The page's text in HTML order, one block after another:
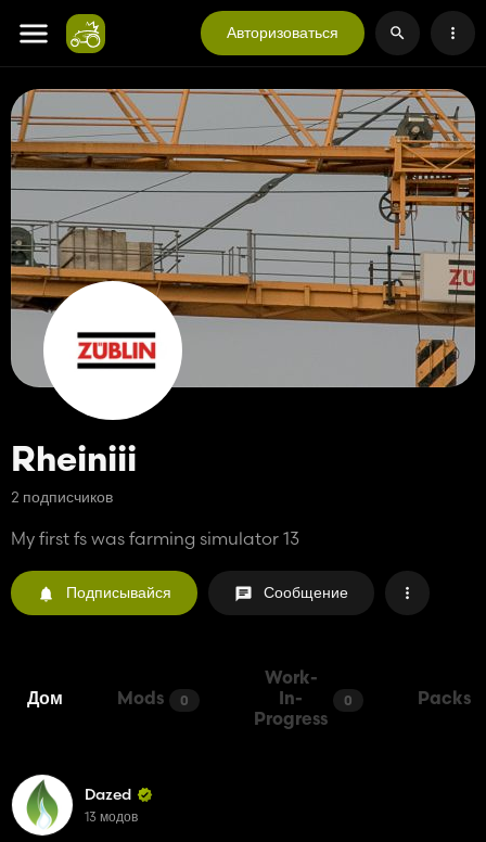
Авторизоваться
Rheiniii
2 подписчиков
My first fs was farming simulator 13
Подписывайся Сообщение
Дом Mods 0
Work-
In-
Progress
0 Packs
Dazed
13 модов